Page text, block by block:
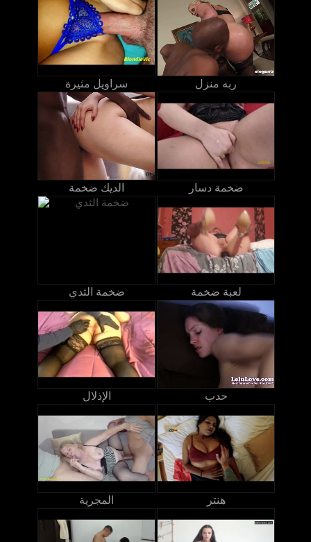
سراويل مثيرة ربه منزل
الديك ضخمة ضخمة دسار
ضخمة الثدي لعبة ضخمة
الإذلال حدب
المجرية هنتر